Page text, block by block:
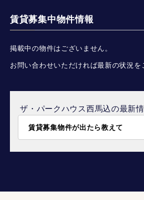
賃貸募集中物件情報
掲載中の物件はございません。
お問い合わせいただければ最新の状況を
ザ・パークハウス西馬込の最新
賃貸募集物件が出たら教えて